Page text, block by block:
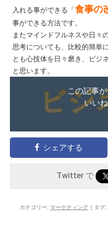
入れる事ができる「食事の
事ができる方法です。
またマインドフルネスや日々
思考についても、比較的簡単
とも心技体を日々磨き、ビジ
と思います。
この記事
いい
シェアする
Twitter で
カテゴリー: マーケティング | タグ: